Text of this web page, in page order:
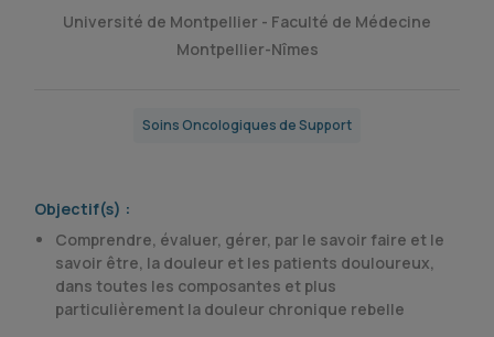
Université de Montpellier - Faculté de Médecine
Montpellier-Nîmes
Soins Oncologiques de Support
Objectif(s) :
Comprendre, évaluer, gérer, par le savoir faire et le
savoir être, la douleur et les patients douloureux,
dans toutes les composantes et plus
particulièrement la douleur chronique rebelle